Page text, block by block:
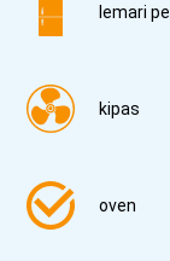
lemari
kipas
oven